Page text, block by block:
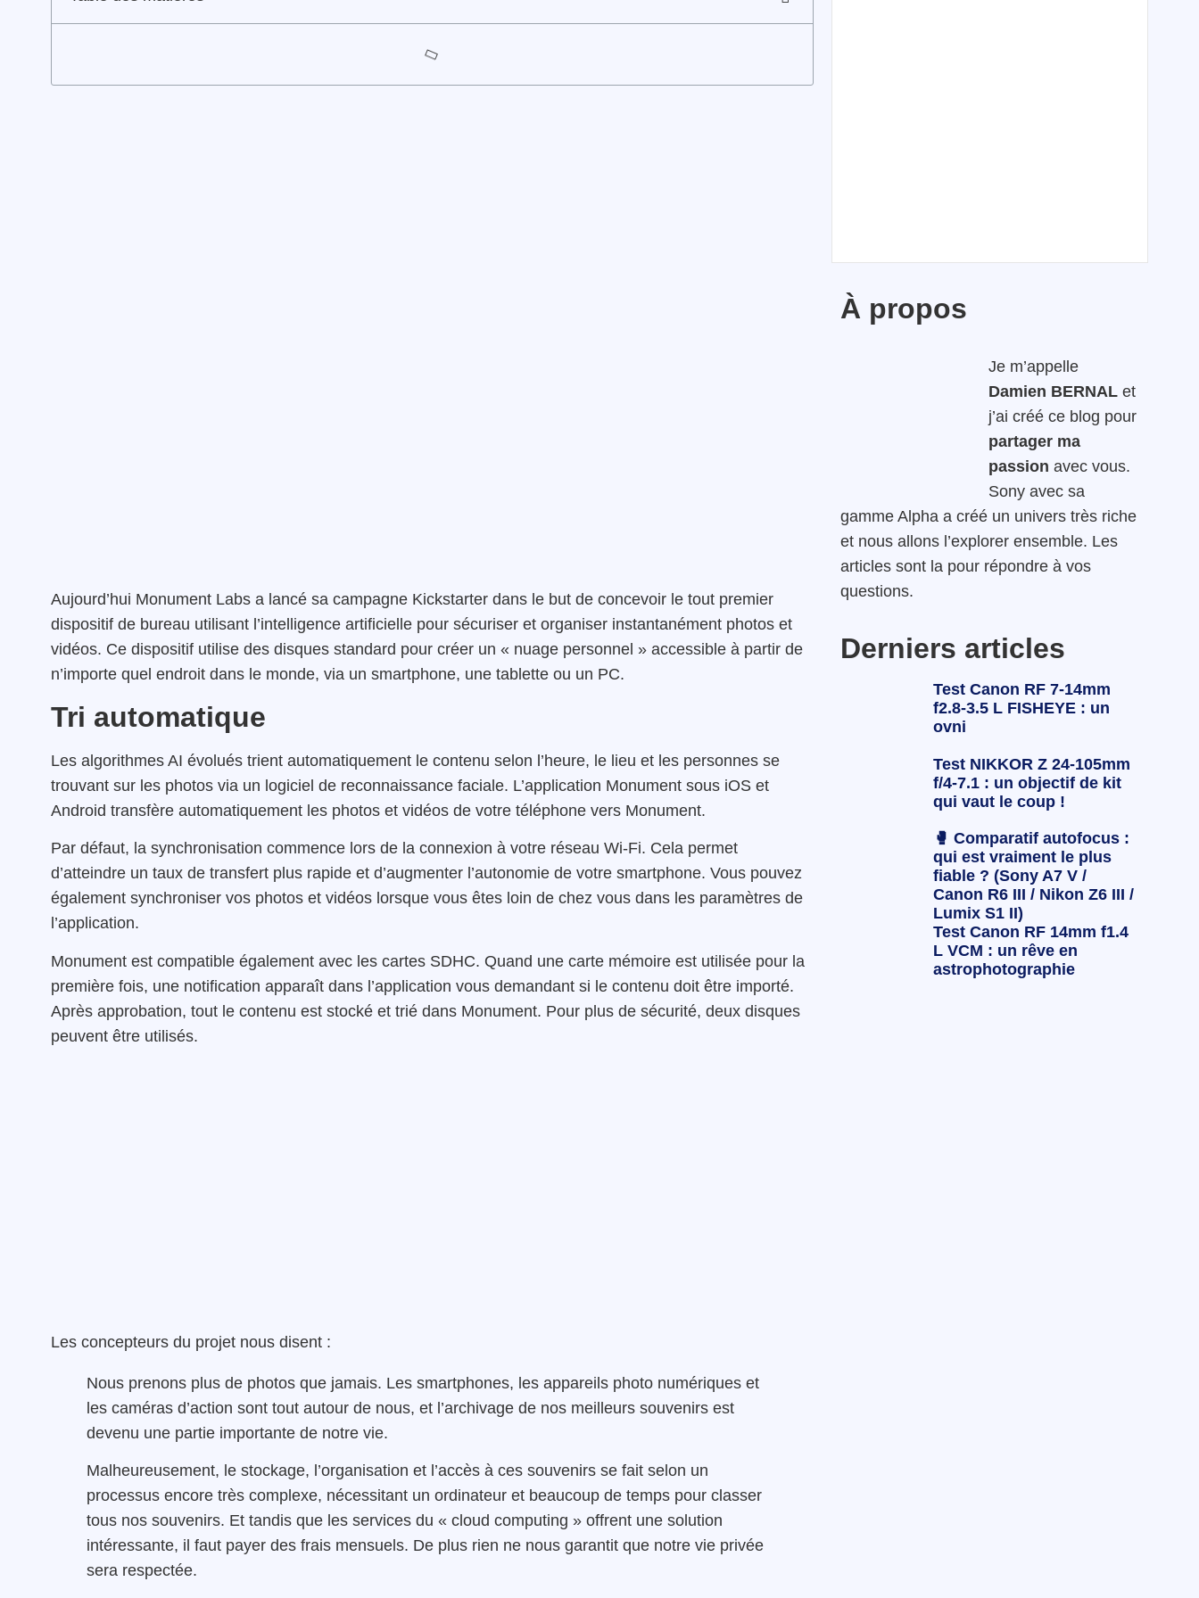
Aujourd’hui Monument Labs a lancé sa campagne Kickstarter dans le but de concevoir le tout premier
dispositif de bureau utilisant l’intelligence artificielle pour sécuriser et organiser instantanément photos et
vidéos. Ce dispositif utilise des disques standard pour créer un « nuage personnel » accessible à partir de
n’importe quel endroit dans le monde, via un smartphone, une tablette ou un PC.
Tri automatique
Les algorithmes AI évolués trient automatiquement le contenu selon l’heure, le lieu et les personnes se
trouvant sur les photos via un logiciel de reconnaissance faciale. L’application Monument sous iOS et
Android transfère automatiquement les photos et vidéos de votre téléphone vers Monument.
Par défaut, la synchronisation commence lors de la connexion à votre réseau Wi-Fi. Cela permet
d’atteindre un taux de transfert plus rapide et d’augmenter l’autonomie de votre smartphone. Vous pouvez
également synchroniser vos photos et vidéos lorsque vous êtes loin de chez vous dans les paramètres de
l’application.
Monument est compatible également avec les cartes SDHC. Quand une carte mémoire est utilisée pour la
première fois, une notification apparaît dans l’application vous demandant si le contenu doit être importé.
Après approbation, tout le contenu est stocké et trié dans Monument. Pour plus de sécurité, deux disques
peuvent être utilisés.
Les concepteurs du projet nous disent :
Nous prenons plus de photos que jamais. Les smartphones, les appareils photo numériques et
les caméras d’action sont tout autour de nous, et l’archivage de nos meilleurs souvenirs est
devenu une partie importante de notre vie.
Malheureusement, le stockage, l’organisation et l’accès à ces souvenirs se fait selon un
processus encore très complexe, nécessitant un ordinateur et beaucoup de temps pour classer
tous nos souvenirs. Et tandis que les services du « cloud computing » offrent une solution
intéressante, il faut payer des frais mensuels. De plus rien ne nous garantit que notre vie privée
sera respectée.
À propos
Je m’appelle
Damien BERNAL et
j’ai créé ce blog pour
partager ma
passion avec vous.
Sony avec sa
gamme Alpha a créé un univers très riche
et nous allons l’explorer ensemble. Les
articles sont la pour répondre à vos
questions.
Derniers articles
Test Canon RF 7-14mm
f2.8-3.5 L FISHEYE : un
ovni
Test NIKKOR Z 24-105mm
f/4-7.1 : un objectif de kit
qui vaut le coup !
🥊 Comparatif autofocus :
qui est vraiment le plus
fiable ? (Sony A7 V /
Canon R6 III / Nikon Z6 III /
Lumix S1 II)
Test Canon RF 14mm f1.4
L VCM : un rêve en
astrophotographie